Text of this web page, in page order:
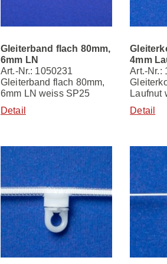
Gleiterband flach 80mm,
6mm LN
Art.-Nr.: 1050231
Gleiterband flach 80mm,
6mm LN weiss SP25
Detail
4mm
Art.-Nr.:
Laufnut
Detail